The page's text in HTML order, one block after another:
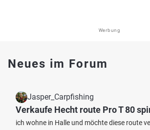
Werbung
Neues im Forum
Jasper_Carpfishing
Verkaufe Hecht route Pro T 80
ich wohne in Halle und möchte diese route